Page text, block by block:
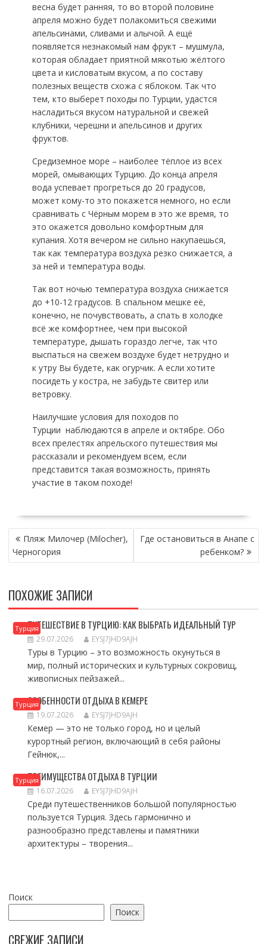
весна будет ранняя, то во второй половине
апреля можно будет полакомиться свежими
апельсинами, сливами и алычой. А ещё
появляется незнакомый нам фрукт – мушмула,
которая обладает приятной мякотью жёлтого
цвета и кисловатым вкусом, а по составу
полезных веществ схожа с яблоком. Так что
тем, кто выберет походы по Турции, удастся
насладиться вкусом натуральной и свежей
клубники, черешни и апельсинов и других
фруктов.
Средиземное море – наиболее тёплое из всех
морей, омывающих Турцию. До конца апреля
вода успевает прогреться до 20 градусов,
может кому-то это покажется немного, но если
сравнивать с Чёрным морем в это же время, то
это окажется довольно комфортным для
купания. Хотя вечером не сильно накупаешься,
так как температура воздуха резко снижается, а
за ней и температура воды.
Так вот ночью температура воздуха снижается
до +10-12 градусов. В спальном мешке её,
конечно, не почувствовать, а спать в холодке
всё же комфортнее, чем при высокой
температуре, дышать гораздо легче, так что
выспаться на свежем воздухе будет нетрудно и
к утру Вы будете, как огурчик. А если хотите
посидеть у костра, не забудьте свитер или
ветровку.
Наилучшие условия для походов по
Турции наблюдаются в апреле и октябре. Обо
всех прелестях апрельского путешествия мы
рассказали и рекомендуем всем, если
представится такая возможность, принять
участие в таком походе!
НАВИГАЦИЯ
ПО
ЗАПИСЯМ
Пляж Милочер (Milocher),
Черногория
Где остановиться в Анапе с
ребенком?
ПОХОЖИЕ ЗАПИСИ
ТурцияПУТЕШЕСТВИЕ В ТУРЦИЮ: КАК ВЫБРАТЬ ИДЕАЛЬНЫЙ ТУР
29.07.2026 EYSJ7JHD9AJH
Туры в Турцию – это возможность окунуться в
мир, полный исторических и культурных сокровищ,
живописных пейзажей...
ТурцияОСОБЕННОСТИ ОТДЫХА В КЕМЕРЕ
19.07.2026 EYSJ7JHD9AJH
Кемер — это не только город, но и целый
курортный регион, включающий в себя районы
Гейнюк,...
ТурцияПРЕИМУЩЕСТВА ОТДЫХА В ТУРЦИИ
16.07.2026 EYSJ7JHD9AJH
Среди путешественников большой популярностью
пользуется Турция. Здесь гармонично и
разнообразно представлены и памятники
архитектуры – творения...
Поиск
Поиск
СВЕЖИЕ ЗАПИСИ